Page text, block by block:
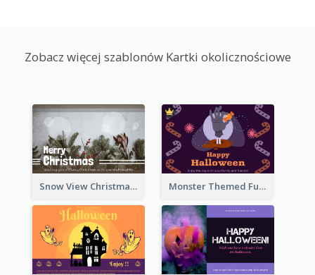
Zobacz więcej szablonów Kartki okolicznościowe
Snow View Christmas Card With Simple Design Monster Themed Fun Halloween Greeting Card